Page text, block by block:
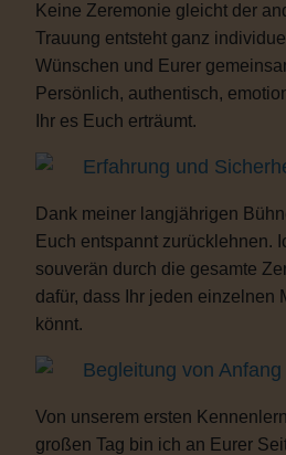
Keine Zeremonie gleicht der
Trauung entsteht ganz
Wünschen und Eurer
Persönlich, authentisch,
Ihr es Euch erträumt.
Erfahrung und
Dank meiner langjährigen
Euch entspannt zurücklehnen.
souverän durch die gesamte
dafür, dass Ihr jeden einzelnen
könnt.
Begleitung von Anfang
Von unserem ersten
großen Tag bin ich an Eurer